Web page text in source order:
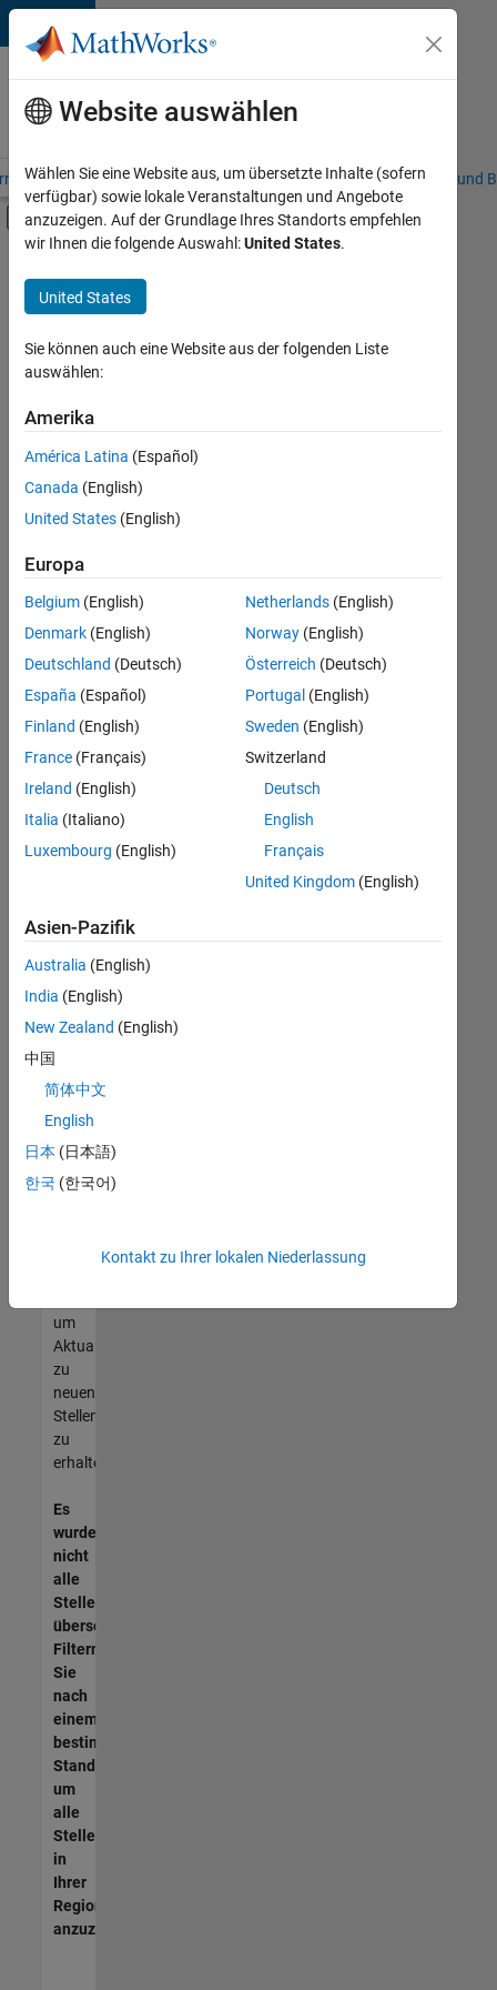
Weiter zum Inhalt
Karriere
bei
MathWorks
– Übersicht Stellensuche Niederlassungen Studierende und
Umschaltung für Off-Canvas-
Hauptinhalt
Praktika
Information Technology
Commercial Sales
Education Sales
Marketing Services
Business Model Team
Legal
Büro- und Verwaltungsdienste
+7
Derzeit
es
keine
offenen
Stellen,
Ihren
Suchkriterien
entsprechen.
können
die
Suchkriterien
weiter
fassen
oder
alle
Stellenangebote
anzeigen .
noch
keine
offenen
Stellen
können,
die
Ihren
entsprechen,
werden
unseres
um
Aktualisierungen
zu
neuen
Stellenangeboten
zu
erhalten.
Es
wurden
nicht
alle
Stellen
übersetzt.
Filtern
Sie
nach
einem
bestimmten
Standort,
um
alle
Stellenangebote
in
Ihrer
Region
anzuzeigen.
Website auswählen
Wählen Sie eine Website aus, um übersetzte Inhalte (sofern
verfügbar) sowie lokale Veranstaltungen und Angebote
anzuzeigen. Auf der Grundlage Ihres Standorts empfehlen
wir Ihnen die folgende Auswahl:United States.
United States
Sie können auch eine Website aus der folgenden Liste
auswählen:
Amerika
América Latina (Español)
Canada (English)
United States (English)
Europa
Belgium (English)
Denmark (English)
Deutschland (Deutsch)
España (Español)
Finland (English)
France (Français)
Ireland (English)
Italia (Italiano)
Luxembourg (English)
Netherlands(English)
Norway(English)
Österreich (Deutsch)
Portugal (English)
Sweden (English)
Switzerland
Deutsch
English
Français
United Kingdom(English)
Asien-Pazifik
Australia (English)
India (English)
New Zealand (English)
中国
简体中文
English
日本 (日本語)
한국 (한국어)
Kontakt zu Ihrer lokalen Niederlassung